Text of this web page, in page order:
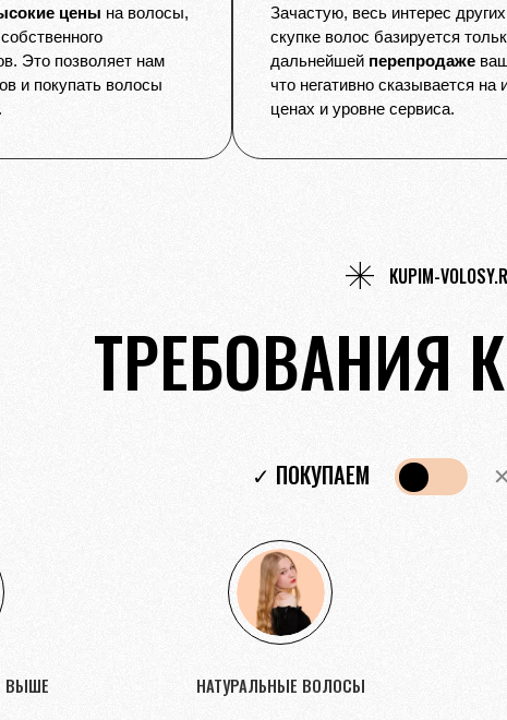
цены на волосы,
Это позволяет нам
и покупать волосы
Зачастую, весь интерес
скупке волос базируется
дальнейшей перепродаже
что негативно сказывается на
ценах и уровне сервиса.
KUPIM-
ТРЕБОВАНИЯ
✓ ПОКУПАЕМ
ВЫШЕ НАТУРАЛЬНЫЕ ВОЛОСЫ